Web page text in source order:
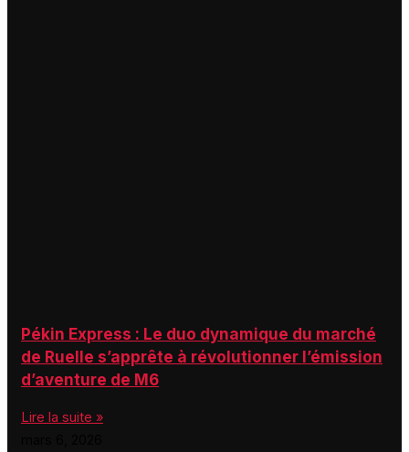
Pékin Express : Le duo dynamique du marché
de Ruelle s’apprête à révolutionner l’émission
d’aventure de M6
Lire la suite »